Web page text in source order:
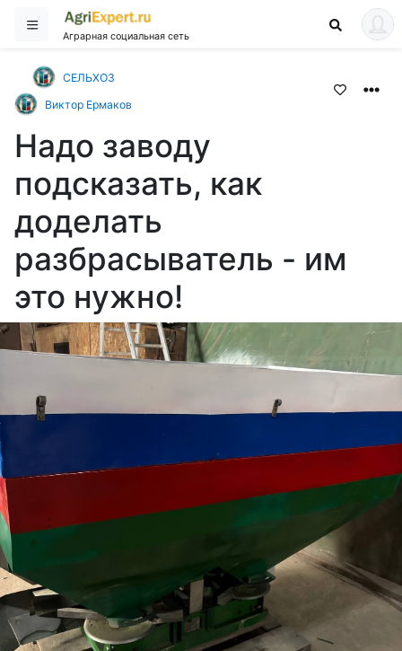
Аграрная социальная сеть
СЕЛЬХОЗ
Виктор Ермаков
Надо заводу
подсказать, как
доделать
разбрасыватель - им
это нужно!